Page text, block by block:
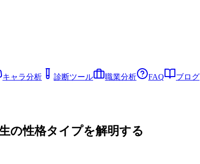
キャラ分析 診断ツール 職業分析 FAQ ブログ
の性格タイプを解明する